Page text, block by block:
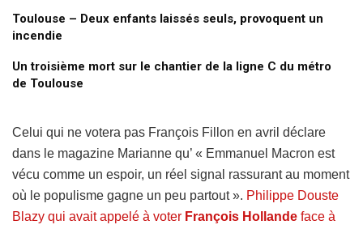
Toulouse – Deux enfants laissés seuls, provoquent un
incendie
Un troisième mort sur le chantier de la ligne C du métro
de Toulouse
Celui qui ne votera pas François Fillon en avril déclare
dans le magazine Marianne qu’ « Emmanuel Macron est
vécu comme un espoir, un réel signal rassurant au moment
où le populisme gagne un peu partout ». Philippe Douste
Blazy qui avait appelé à voter François Hollande face à